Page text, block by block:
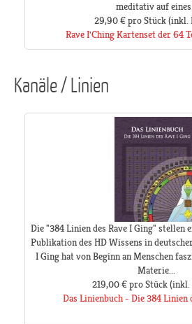
meditativ auf
29,90 € pro Stück(inkl.
Rave I'Ching Kartenset der 64
Kanäle / Linien
Die "384 Linien des Rave I Ging" stellen
Publikation des HD Wissens in
I Ging hat von Beginn an Menschen
Materie...
219,00 €pro Stück(inkl.
Das Linienbuch - Die 384 Linien